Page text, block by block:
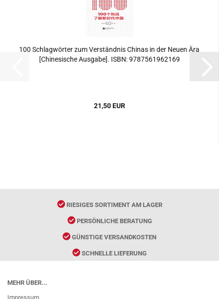
100 Schlagwörter zum Verständnis Chinas in der Neuen Ära
[Chinesische Ausgabe]. ISBN: 9787561962169
21,50 EUR
RIESIGES SORTIMENT AM LAGER
PERSÖNLICHE BERATUNG
GÜNSTIGE VERSANDKOSTEN
SCHNELLE LIEFERUNG
MEHR ÜBER...
Impressum